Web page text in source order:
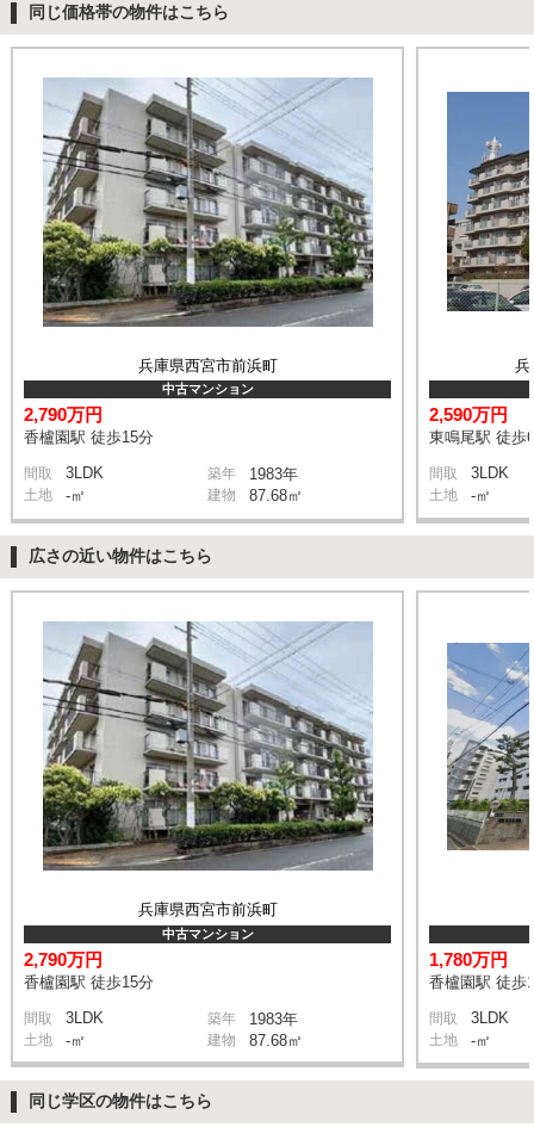
同じ価格帯の物件はこちら
兵庫県西宮市前浜町
中古マンション
2,790万円
香櫨園駅 徒歩15分
間取 3LDK 築年 1983年
土地 -㎡ 建物 87.68㎡
兵
2,590万円
東鳴尾駅 徒歩
間取 3LDK
土地 -㎡
広さの近い物件はこちら
兵庫県西宮市前浜町
中古マンション
2,790万円
香櫨園駅 徒歩15分
間取 3LDK 築年 1983年
土地 -㎡ 建物 87.68㎡
1,780万円
香櫨園駅 徒歩
間取 3LDK
土地 -㎡
同じ学区の物件はこちら